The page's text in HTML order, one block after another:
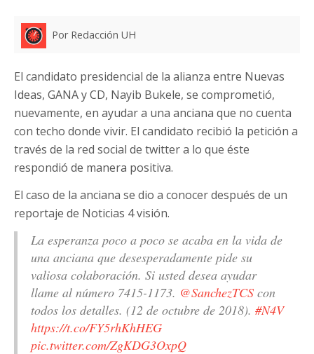
Por Redacción UH
El candidato presidencial de la alianza entre Nuevas
Ideas, GANA y CD, Nayib Bukele, se comprometió,
nuevamente, en ayudar a una anciana que no cuenta
con techo donde vivir. El candidato recibió la petición a
través de la red social de twitter a lo que éste
respondió de manera positiva.
El caso de la anciana se dio a conocer después de un
reportaje de Noticias 4 visión.
La esperanza poco a poco se acaba en la vida de
una anciana que desesperadamente pide su
valiosa colaboración. Si usted desea ayudar
llame al número 7415-1173. @SanchezTCS con
todos los detalles. (12 de octubre de 2018). #N4V
https://t.co/FY5rhKhHEG
pic.twitter.com/ZgKDG3OxpQ